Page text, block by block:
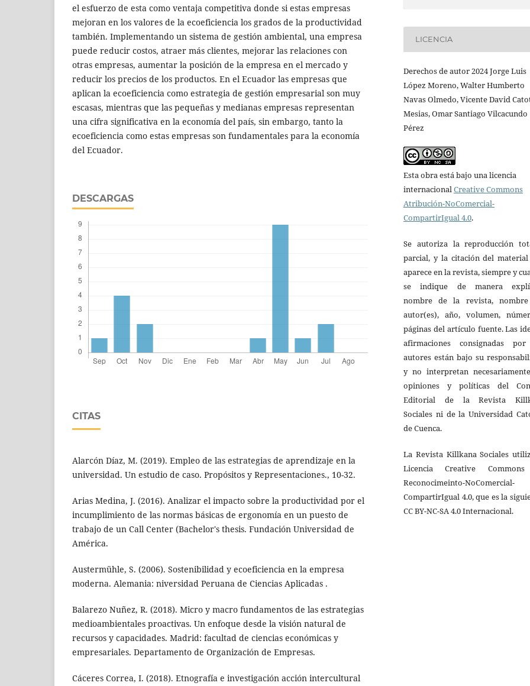
el esfuerzo de esta como ventaja competitiva donde si estas empresas
mejoran en los valores de la ecoeficiencia los grados de la productividad
también. Implementando un sistema de gestión ambiental, una empresa
puede reducir costos, atraer más clientes, mejorar las relaciones con
otras empresas, aumentar la posición de la empresa en el mercado y
reducir los precios de los productos. En el Ecuador las empresas que
aplican la ecoeficiencia como estrategia de gestión empresarial son muy
escasas, mientras que las pequeñas y medianas empresas representan
una cifra significativa en la economía del país, sin embargo, tanto la
ecoeficiencia como estas empresas son fundamentales para la economía
del Ecuador.
DESCARGAS
CITAS
Alarcón Díaz, M. (2019). Empleo de las estrategias de aprendizaje en la
universidad. Un estudio de caso. Propósitos y Representaciones., 10-32.
Arias Medina, J. (2016). Analizar el impacto sobre la productividad por el
incumplimiento de las normas básicas de ergonomía en un puesto de
trabajo de un Call Center (Bachelor's thesis. Fundación Universidad de
América.
Austermühle, S. (2006). Sostenibilidad y ecoeficiencia en la empresa
moderna. Alemania: niversidad Peruana de Ciencias Aplicadas .
Balarezo Nuñez, R. (2018). Micro y macro fundamentos de las estrategias
medioambientales proactivas. Un enfoque desde la visión natural de
recursos y capacidades. Madrid: facultad de ciencias económicas y
empresariales. Departamento de Organización de Empresas.
Cáceres Correa, I. (2018). Etnografía e investigación acción intercultural
LICENCIA
Derechos de autor 2024 Jorge Luis
López Moreno, Walter Humberto
Navas Olmedo, Vicente David
Mesias, Omar Santiago Vilcacundo
Pérez
Esta obra está bajo una licencia
internacional Creative Commons
Atribución-NoComercial-
CompartirIgual 4.0.
Se autoriza la reproducción
parcial, y la citación del
aparece en la revista, siempre y
se indique de manera
nombre de la revista,
autor(es), año, volumen,
páginas del artículo fuente. Las
afirmaciones consignadas
autores están bajo su
y no interpretan
opiniones y políticas del
Editorial de la Revista
Sociales ni de la Universidad
de Cuenca.
La Revista Killkana Sociales
Licencia Creative
Reconocimeinto-NoComercial-
CompartirIgual 4.0, que es la
CC BY-NC-SA 4.0 Internacional.